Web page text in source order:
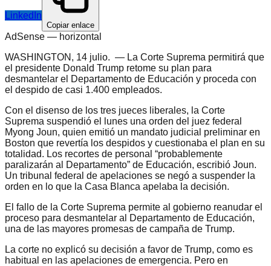
LinkedIn
Copiar enlace
AdSense — horizontal
WASHINGTON, 14 julio. — La Corte Suprema permitirá que
el presidente Donald Trump retome su plan para
desmantelar el Departamento de Educación y proceda con
el despido de casi 1.400 empleados.
Con el disenso de los tres jueces liberales, la Corte
Suprema suspendió el lunes una orden del juez federal
Myong Joun, quien emitió un mandato judicial preliminar en
Boston que revertía los despidos y cuestionaba el plan en su
totalidad. Los recortes de personal “probablemente
paralizarán al Departamento” de Educación, escribió Joun.
Un tribunal federal de apelaciones se negó a suspender la
orden en lo que la Casa Blanca apelaba la decisión.
El fallo de la Corte Suprema permite al gobierno reanudar el
proceso para desmantelar al Departamento de Educación,
una de las mayores promesas de campaña de Trump.
La corte no explicó su decisión a favor de Trump, como es
habitual en las apelaciones de emergencia. Pero en